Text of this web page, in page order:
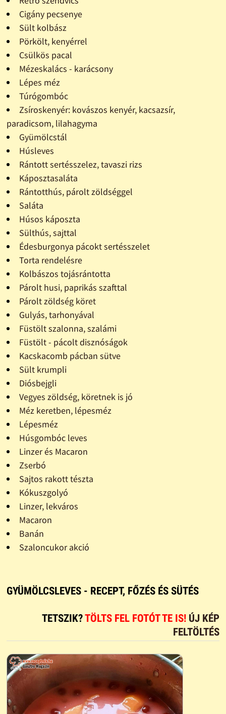
Cigány pecsenye
Sült kolbász
Pörkölt, kenyérrel
Csülkös pacal
Mézeskalács - karácsony
Lépes méz
Túrógombóc
Zsíroskenyér: kovászos kenyér, kacsazsír,
paradicsom, lilahagyma
Gyümölcstál
Húsleves
Rántott sertésszelez, tavaszi rizs
Káposztasaláta
Rántotthús, párolt zöldséggel
Saláta
Húsos káposzta
Sülthús, sajttal
Édesburgonya pácokt sertésszelet
Torta rendelésre
Kolbászos tojásrántotta
Párolt husi, paprikás szafttal
Párolt zöldség köret
Gulyás, tarhonyával
Füstölt szalonna, szalámi
Füstölt - pácolt disznóságok
Kacskacomb pácban sütve
Sült krumpli
Diósbejgli
Vegyes zöldség, köretnek is jó
Méz keretben, lépesméz
Lépesméz
Húsgombóc leves
Linzer és Macaron
Zserbó
Sajtos rakott tészta
Kókuszgolyó
Linzer, lekváros
Macaron
Banán
Szaloncukor akció
GYÜMÖLCSLEVES - RECEPT, FŐZÉS ÉS SÜTÉS
TETSZIK?TÖLTS FEL FOTÓT TE IS! ÚJ KÉP
FELTÖLTÉS